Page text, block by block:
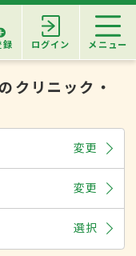
録 ログイン メニュー
のクリニック・
変更
変更
選択